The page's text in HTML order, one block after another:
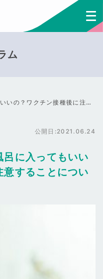
ム
ワクチン接種後ってお風呂に入ってもいいの？ワクチン接種後に注意することについて解説！
公開日:2021.06.24
呂に入ってもいい
することについ